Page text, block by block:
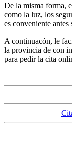
De la misma forma,
como la luz, los
es conveniente
A continuacón, le
la provincia de con
para pedir la cita